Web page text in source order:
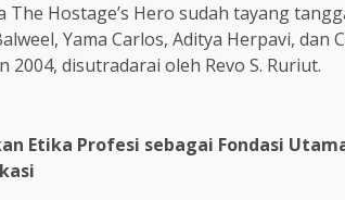
The Hostage’s Hero sudah tayang
Yama Carlos, Aditya Herpavi,
2004, disutradarai oleh Revo S. Ruriut.
Etika Profesi sebagai Fondasi